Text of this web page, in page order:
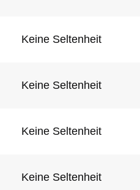
Keine Seltenheit
Keine Seltenheit
Keine Seltenheit
Keine Seltenheit